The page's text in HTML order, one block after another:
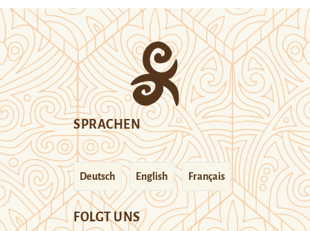
SPRACHEN
Deutsch English Français
FOLGT UNS